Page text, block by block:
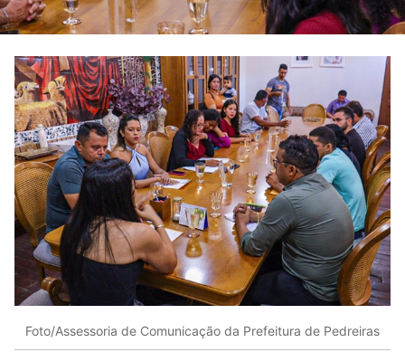
Foto/Assessoria de Comunicação da Prefeitura de Pedreiras